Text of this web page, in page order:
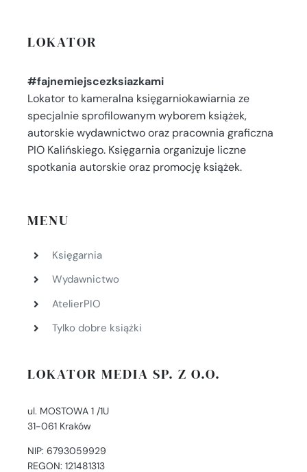
LOKATOR
#fajnemiejscezksiazkami
Lokator to kameralna księgarniokawiarnia ze
specjalnie sprofilowanym wyborem książek,
autorskie wydawnictwo oraz pracownia graficzna
PIO Kalińskiego. Księgarnia organizuje liczne
spotkania autorskie oraz promocję książek.
MENU
Księgarnia
Wydawnictwo
AtelierPIO
Tylko dobre książki
LOKATOR MEDIA SP. Z O.O.
ul. MOSTOWA 1 /1U
31-061 Kraków
NIP: 6793059929
REGON: 121481313